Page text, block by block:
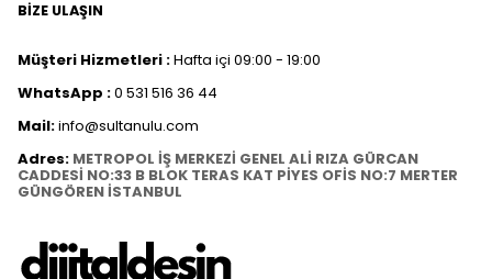
BİZE ULAŞIN
Müşteri Hizmetleri :Hafta içi 09:00 - 19:00
WhatsApp :0 531 516 36 44
Mail:info@sultanulu.com
Adres: METROPOL İŞ MERKEZİ GENEL ALİ RIZA GÜRCAN
CADDESİ NO:33 B BLOK TERAS KAT PİYES OFİS NO:7 MERTER
GÜNGÖREN İSTANBUL